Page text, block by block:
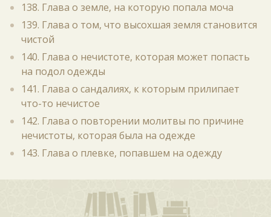
138. Глава о земле, на которую попала моча
139. Глава о том, что высохшая земля становится
чистой
140. Глава о нечистоте, которая может попасть
на подол одежды
141. Глава о сандалиях, к которым прилипает
что-то нечистое
142. Глава о повторении молитвы по причине
нечистоты, которая была на одежде
143. Глава о плевке, попавшем на одежду